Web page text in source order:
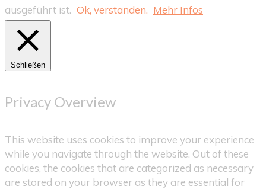
ausgeführt ist. Ok, verstanden. Mehr Infos
Schließen
Privacy Overview
This website uses cookies to improve your experience
while you navigate through the website. Out of these
cookies, the cookies that are categorized as necessary
are stored on your browser as they are essential for